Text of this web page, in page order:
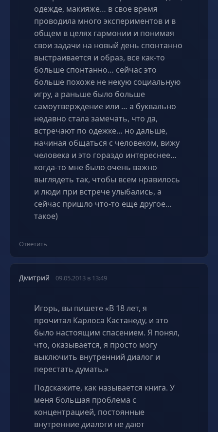
одежде, макияже… в свое время
проводила много экспериментов и в
общем в целях гармонии и понимая
свои задачи на новый день спонтанно
выстраивается и образ, все как-то
больше спонтанно… сейчас это
больше похоже не некую социальную
игру, а раньше было больше
самоутверждение или … а буквально
недавно стала замечать, что да,
встречают по одежке… но дальше,
начиная общаться с человеком, вижу
человека и это гораздо интереснее…
когда-то мне было очень важно
выглядеть так, чтобы всем нравилось
и люди при встрече улыбались, а
сейчас пришло что-то еще другое…
такое)
Ответить
Дмитрий 09.05.2013 в 13:49
Игорь, вы пишете «В 18 лет, я
прочитал Карлоса Кастанеду, и это
было настоящим спасением. Я понял,
что, оказывается, я просто могу
выключить внутренний диалог и
перестать думать.»
Подскажите, как называется книга. У
меня большая проблема с
концентрацией, постоянные
внутренние диалоги не дают